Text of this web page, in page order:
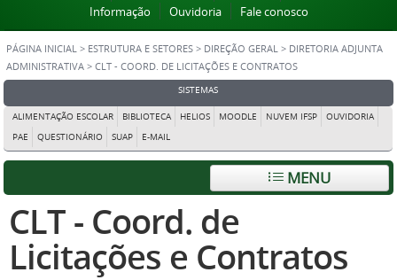
Informação
Ouvidoria Fale conosco
PÁGINA INICIAL > ESTRUTURA E SETORES > DIREÇÃO GERAL > DIRETORIA ADJUNTA
ADMINISTRATIVA > CLT - COORD. DE LICITAÇÕES E CONTRATOS
SISTEMAS
ALIMENTAÇÃO ESCOLAR BIBLIOTECA HELIOS MOODLE NUVEM IFSP
OUVIDORIA
PAE
QUESTIONÁRIO SUAP E-MAIL
MENU
CLT - Coord. de
Licitações e Contratos